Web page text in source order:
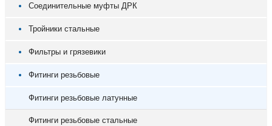
Соединительные муфты ДРК
Тройники стальные
Фильтры и грязевики
Фитинги резьбовые
Фитинги резьбовые латунные
Фитинги резьбовые стальные